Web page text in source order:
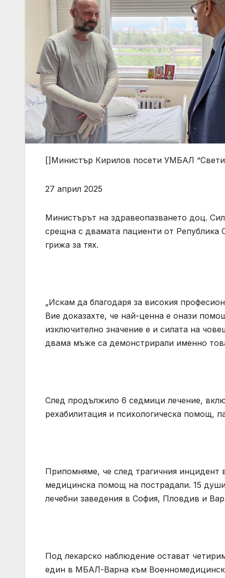
[]Министър Кирилов посети УМБАЛ
27 април 2025
Министърът на здравеопазването доц.
срещна с двамата пациенти от
грижа за тях.
„Искам да благодаря за високия
Вие доказахте, че най-ценна е онази
изключително значение е и силата на
двама мъже са демонстрирали именно
След продължило 6 седмици лечение,
рехабилитация и психологическа помощ,
Припомняме, че след трагичния инцидент
медицинска помощ на пострадали. 15
лечебни заведения в София, Пловдив и
Под лекарско наблюдение остават
един в МБАЛ-Варна към